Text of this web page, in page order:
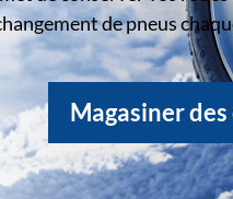
de pneus
Magasiner